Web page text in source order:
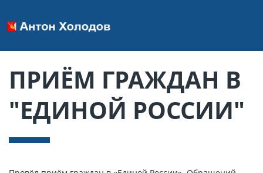
ПРИЁМ ГРАЖДАН В
"ЕДИНОЙ РОССИИ"